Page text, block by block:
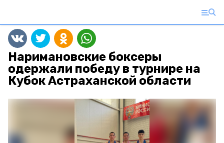
Наримановские боксеры
одержали победу в турнире на
Кубок Астраханской области